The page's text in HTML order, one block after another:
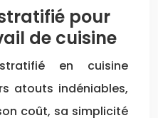
pour
de cuisine
en cuisine
atouts indéniables,
coût, sa simplicité